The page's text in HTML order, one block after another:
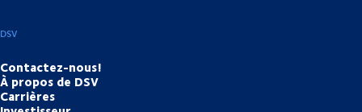
DSV
Contactez-nous!
À propos de DSV
Carrières